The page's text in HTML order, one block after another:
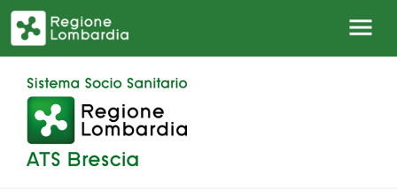
Salta al contenuto principale